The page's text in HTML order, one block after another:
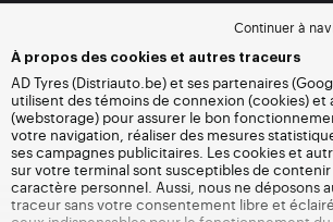
Continuer à
À propos des cookies et autres traceurs
AD Tyres (Distriauto.be) et ses partenaires
utilisent des témoins de connexion (cookies) et
(webstorage) pour assurer le bon
votre navigation, réaliser des mesures
ses campagnes publicitaires. Les cookies et
sur votre terminal sont susceptibles de contenir
caractère personnel. Aussi, nous ne déposons
traceur sans votre consentement libre et